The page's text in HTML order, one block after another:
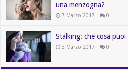
una menzogna?
7 Marzo 2017 0
Stalking: che cosa
3 Marzo 2017 0